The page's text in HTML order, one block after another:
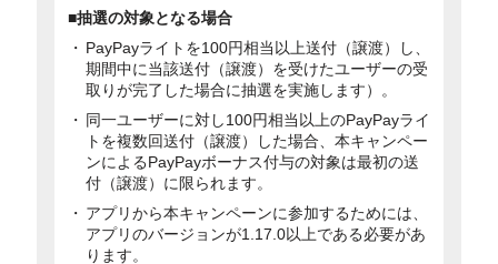
■抽選の対象となる場合
PayPayライトを100円相当以上送付（譲渡）し、
期間中に当該送付（譲渡）を受けたユーザーの受
取りが完了した場合に抽選を実施します）。
同一ユーザーに対し100円相当以上のPayPayライ
トを複数回送付（譲渡）した場合、本キャンペー
ンによるPayPayボーナス付与の対象は最初の送
付（譲渡）に限られます。
アプリから本キャンペーンに参加するためには、
アプリのバージョンが1.17.0以上である必要があ
ります。